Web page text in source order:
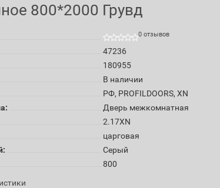
800*2000 Грувд
0 отзывов
47236
180955
В наличии
РФ, PROFILDOORS, XN
Дверь межкомнатная
2.17XN
царговая
Серый
800